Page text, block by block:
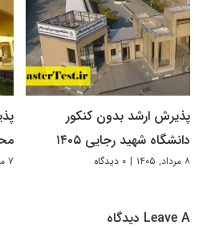
پذیرش ارشد بدون کنکور
دانشگاه شهید رجایی ۱۴۰۵
۸ مرداد, ۱۴۰۵ | ۰ دیدگاه ۷ مرداد, ۱۴۰۵
Leave A دیدگاه